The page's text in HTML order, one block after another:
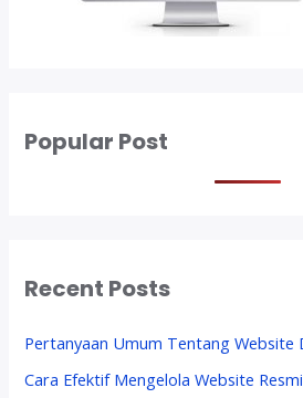
Popular Post
Recent Posts
Pertanyaan Umum Tentang Website
Cara Efektif Mengelola Website